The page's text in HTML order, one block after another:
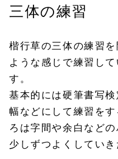
三体の練習
楷行草の三体の練習
ような感じで練習し
す。
基本的には硬筆書写
幅などにして練習を
ろは字間や余白など
少しずつよくしていき